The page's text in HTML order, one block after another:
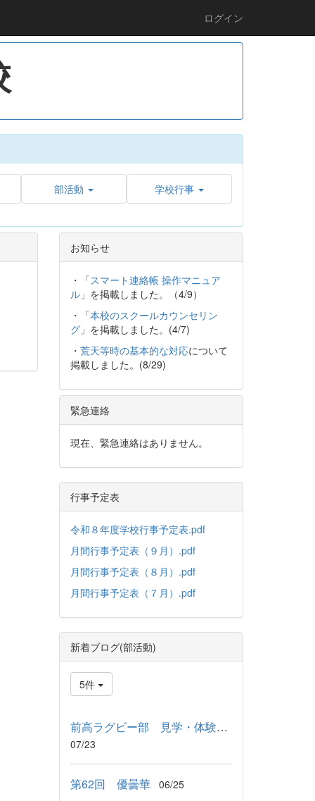
ログイン
部活動 学校行事
お知らせ
・「スマート連絡帳 操作マニュア
ル」を掲載しました。（4/9）
・「本校のスクールカウンセリン
グ」を掲載しました。(4/7)
・ 荒天等時の基本的な対応について
掲載しました。(8/29)
緊急連絡
現在、緊急連絡はありません。
行事予定表
令和８年度学校行事予定表.pdf
月間行事予定表（９月）.pdf
月間行事予定表（８月）.pdf
月間行事予定表（７月）.pdf
新着ブログ(部活動)
5件
前高ラグビー部 見学・体験会の実施について
07/23
第62回 優曇華 06/25